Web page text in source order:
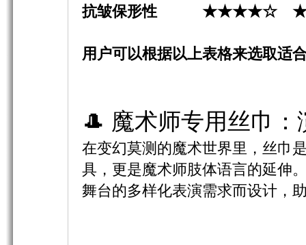
抗皱保形性 ★★★★☆
用户可以根据以上表格来选取适
🎩 魔术师专用丝巾
在变幻莫测的魔术世界里，丝巾
具，更是魔术师肢体语言的延伸
舞台的多样化表演需求而设计，